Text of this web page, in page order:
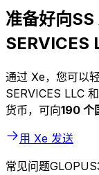
准备好向
SERVICES
通过 Xe，您可以
SERVICES LLC
货币，可向190 个
用 Xe 发送
常见问题